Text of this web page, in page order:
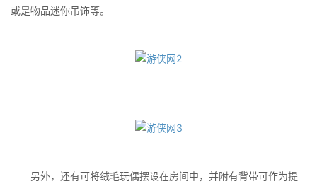
或是物品迷你吊饰等。
另外，还有可将绒毛玩偶摆设在房间中，并附有背带可作为提